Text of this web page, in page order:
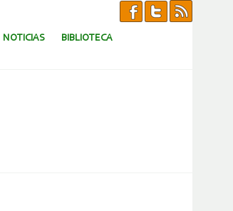
NOTICIAS BIBLIOTECA